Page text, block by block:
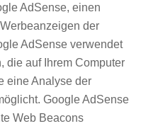
AdSense, einen
der
AdSense verwendet
die auf Ihrem Computer
eine Analyse der
Google AdSense
Web Beacons